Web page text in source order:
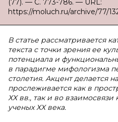
(77). — С. 773-786. — URL:
https://moluch.ru/archive/77/
В статье рассматривается
текста с точки зрения ее
потенциала и
в парадигме мифологизма
столетия. Акцент делается
прослеживается как в
ХХ вв., так и во
ученых ХХ века.